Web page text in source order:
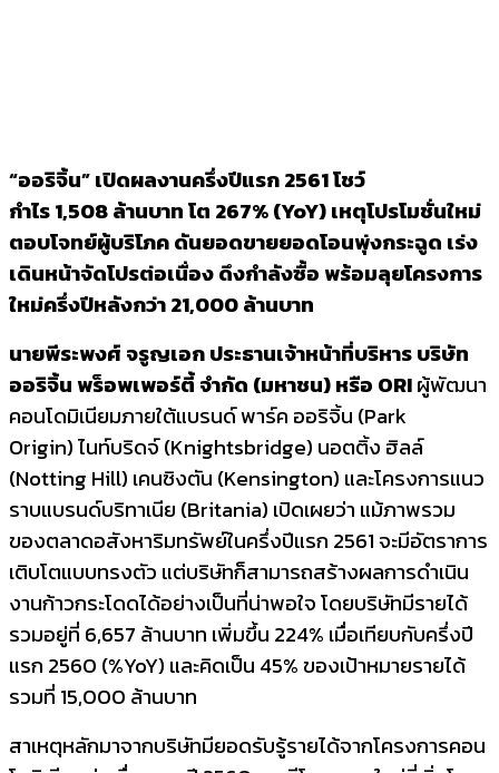
“ออริจิ้น”เปิดผลงานครึ่งปีแรก2561โชว์
กำไร1,508ล้านบาท โต 267%(YoY) เหตุโปรโมชั่นใหม่
ตอบโจทย์ผู้บริโภค ดันยอดขายยอดโอนพุ่งกระฉูด เร่ง
เดินหน้าจัดโปรต่อเนื่อง ดึงกำลังซื้อ พร้อมลุยโครงการ
ใหม่ครึ่งปีหลังกว่า21,000ล้านบาท
นายพีระพงศ์ จรูญเอก ประธานเจ้าหน้าที่บริหาร บริษัท
ออริจิ้น พร็อพเพอร์ตี้ จำกัด (มหาชน) หรือ ORIผู้พัฒนา
คอนโดมิเนียมภายใต้แบรนด์ พาร์ค ออริจิ้น (Park
Origin)ไนท์บริดจ์ (Knightsbridge) นอตติ้ง ฮิลล์
(Notting Hill) เคนซิงตัน (Kensington) และโครงการแนว
ราบแบรนด์บริทาเนีย (Britania) เปิดเผยว่า แม้ภาพรวม
ของตลาดอสังหาริมทรัพย์ในครึ่งปีแรก 2561จะมีอัตราการ
เติบโตแบบทรงตัว แต่บริษัทก็สามารถสร้างผลการดำเนิน
งานก้าวกระโดดได้อย่างเป็นที่น่าพอใจ โดยบริษัทมีรายได้
รวมอยู่ที่ 6,657 ล้านบาท เพิ่มขึ้น 224% เมื่อเทียบกับครึ่งปี
แรก 2560 (%YoY) และคิดเป็น 45%ของเป้าหมายรายได้
รวมที่ 15,000 ล้านบาท
สาเหตุหลักมาจากบริษัทมียอดรับรู้รายได้จากโครงการคอน